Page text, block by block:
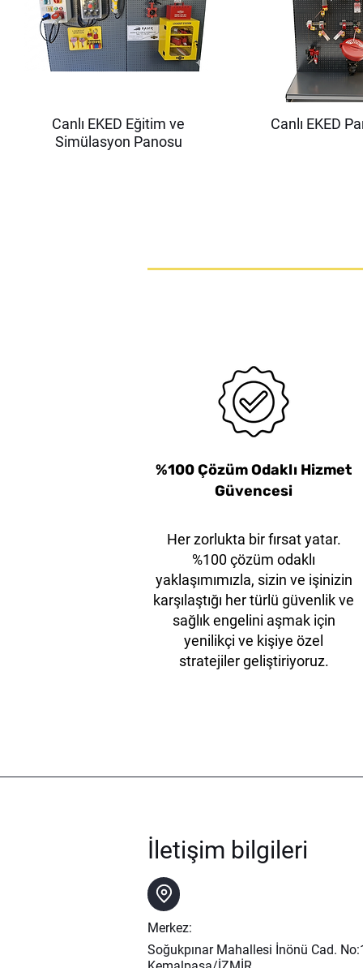
Canlı EKED Eğitim ve
Simülasyon Panosu
Canlı EKED
KLEVER
Kleen™ XChange
%100 Çözüm Odaklı Hizmet
Güvencesi
Her zorlukta bir fırsat yatar.
%100 çözüm odaklı
yaklaşımımızla, sizin ve işinizin
karşılaştığı her türlü güvenlik ve
sağlık engelini aşmak için
yenilikçi ve kişiye özel
stratejiler geliştiriyoruz.
İletişim bilgileri
Merkez:
Soğukpınar Mahallesi İnönü Cad.